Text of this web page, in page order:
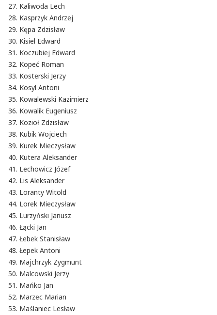
Kaliwoda Lech
Kasprzyk Andrzej
Kępa Zdzisław
Kisiel Edward
Koczubiej Edward
Kopeć Roman
Kosterski Jerzy
Kosyl Antoni
Kowalewski Kazimierz
Kowalik Eugeniusz
Kozioł Zdzisław
Kubik Wojciech
Kurek Mieczysław
Kutera Aleksander
Lechowicz Józef
Lis Aleksander
Loranty Witold
Lorek Mieczysław
Lurzyński Janusz
Łącki Jan
Łebek Stanisław
Łepek Antoni
Majchrzyk Zygmunt
Malcowski Jerzy
Mańko Jan
Marzec Marian
Maślaniec Lesław